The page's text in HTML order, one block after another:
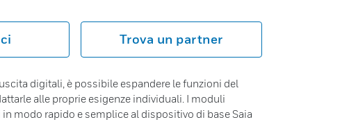
Trova un partner
digitali, è possibile espandere le funzioni del
alle proprie esigenze individuali. I moduli
modo rapido e semplice al dispositivo di base Saia